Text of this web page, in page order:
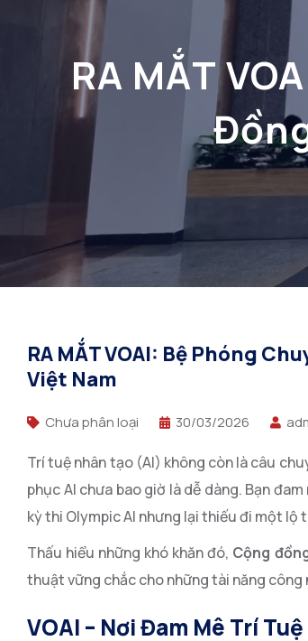
RA MẮT
RA MẮT VOAI: Bệ Phóng
Việt Nam
Chưa phân loại 30/03/2026
Trí tuệ nhân tạo (AI) không còn là câu
phục AI chưa bao giờ là dễ dàng. Bạn
kỳ thi Olympic AI nhưng lại thiếu đi một lộ
Thấu hiểu những khó khăn đó, Cộng
thuật vững chắc cho những tài năng công
VOAI – Nơi Đam Mê Trí